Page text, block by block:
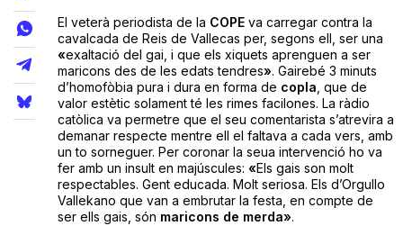
La Llista
Llocs
El veterà periodista de la COPEva carregar contra la
cavalcada de Reis de Vallecas per, segons ell, ser una
«exaltació del gai, i que els xiquets aprenguen a ser
maricons des de les edats tendres». Gairebé 3 minuts
d’homofòbia pura i dura en forma de copla , que de
valor estètic solament té les rimes facilones. La ràdio
catòlica va permetre que el seu comentarista s’atrevira a
demanar respecte mentre ell el faltava a cada vers, amb
un to sorneguer. Per coronar la seua intervenció ho va
fer amb un insult en majúscules: «Els gais son molt
respectables. Gent educada. Molt seriosa. Els d’Orgullo
Vallekano que van a embrutar la festa, en compte de
ser ells gais, són maricons de merda».